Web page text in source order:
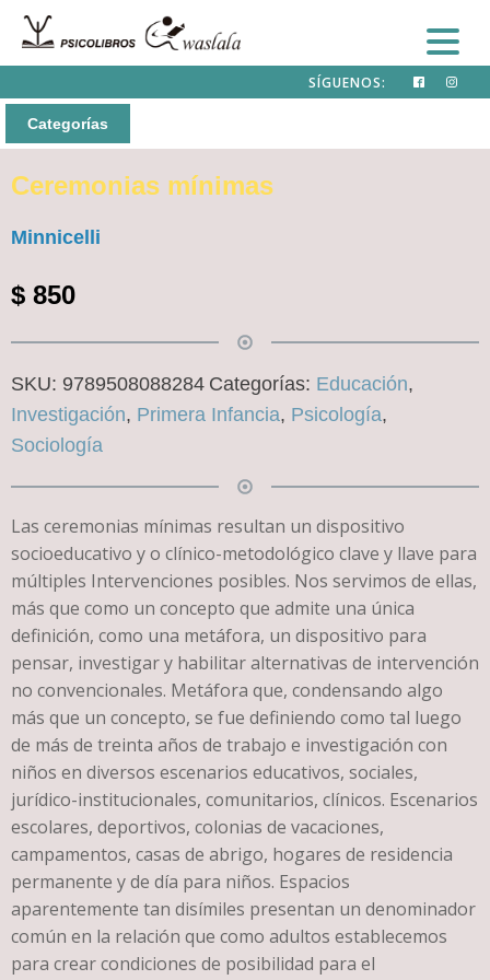
SÍGUENOS:
Categorías
Ceremonias mínimas
Minnicelli
$ 850
SKU: 9789508088284 Categorías: Educación,
Investigación, Primera Infancia, Psicología,
Sociología
Las ceremonias mínimas resultan un dispositivo
socioeducativo y o clínico-metodológico clave y llave para
múltiples Intervenciones posibles. Nos servimos de ellas,
más que como un concepto que admite una única
definición, como una metáfora, un dispositivo para
pensar, investigar y habilitar alternativas de intervención
no convencionales. Metáfora que, condensando algo
más que un concepto, se fue definiendo como tal luego
de más de treinta años de trabajo e investigación con
niños en diversos escenarios educativos, sociales,
jurídico-institucionales, comunitarios, clínicos. Escenarios
escolares, deportivos, colonias de vacaciones,
campamentos, casas de abrigo, hogares de residencia
permanente y de día para niños. Espacios
aparentemente tan disímiles presentan un denominador
común en la relación que como adultos establecemos
para crear condiciones de posibilidad para el